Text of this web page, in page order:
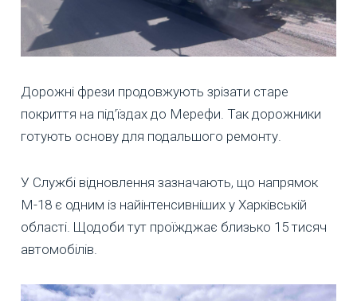
Дорожні фрези продовжують зрізати старе
покриття на під’їздах до Мерефи. Так дорожники
готують основу для подальшого ремонту.
У Службі відновлення зазначають, що напрямок
М-18 є одним із найінтенсивніших у Харківській
області. Щодоби тут проїжджає близько 15 тисяч
автомобілів.